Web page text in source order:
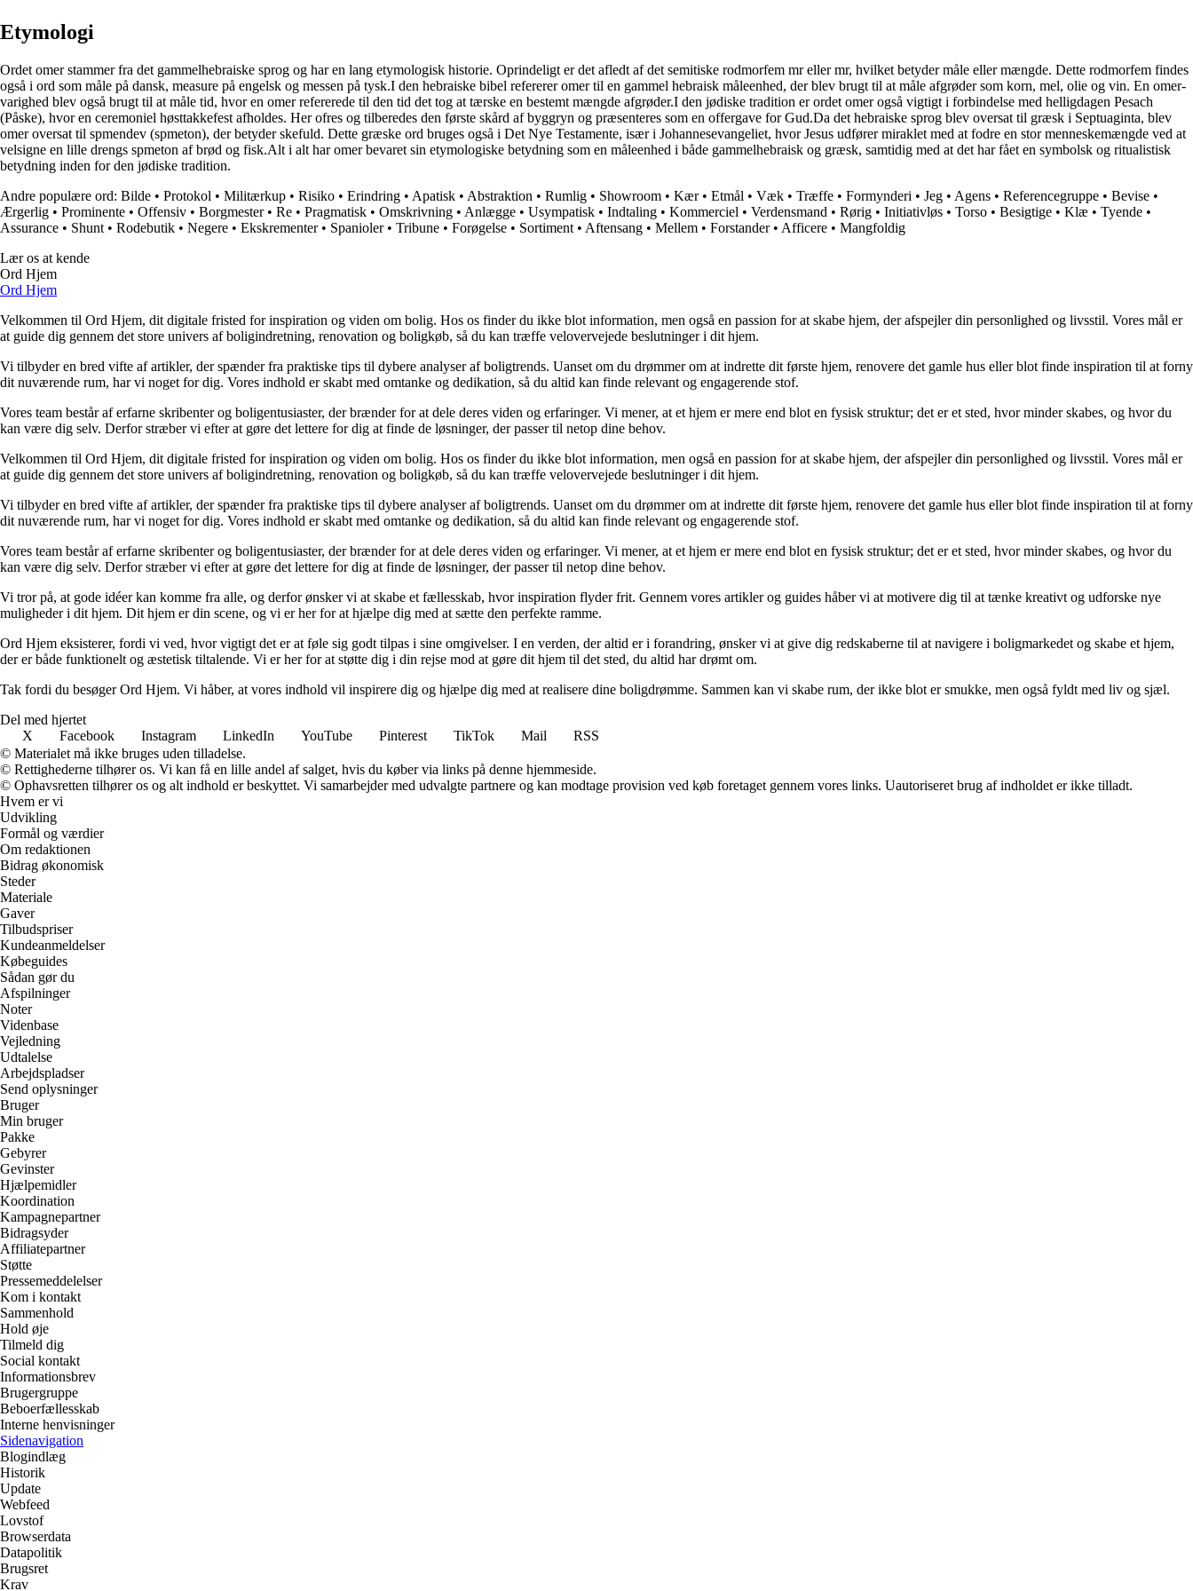
Etymologi
Ordet omer stammer fra det gammelhebraiske sprog og har en lang etymologisk historie. Oprindeligt er det afledt af det semitiske rodmorfem mr eller mr, hvilket betyder måle eller mængde. Dette rodmorfem findes
også i ord som måle på dansk, measure på engelsk og messen på tysk.I den hebraiske bibel refererer omer til en gammel hebraisk måleenhed, der blev brugt til at måle afgrøder som korn, mel, olie og vin. En omer-
varighed blev også brugt til at måle tid, hvor en omer refererede til den tid det tog at tærske en bestemt mængde afgrøder.I den jødiske tradition er ordet omer også vigtigt i forbindelse med helligdagen Pesach
(Påske), hvor en ceremoniel høsttakkefest afholdes. Her ofres og tilberedes den første skård af byggryn og præsenteres som en offergave for Gud.Da det hebraiske sprog blev oversat til græsk i Septuaginta, blev
omer oversat til spmendev (spmeton), der betyder skefuld. Dette græske ord bruges også i Det Nye Testamente, især i Johannesevangeliet, hvor Jesus udfører miraklet med at fodre en stor menneskemængde ved at
velsigne en lille drengs spmeton af brød og fisk.Alt i alt har omer bevaret sin etymologiske betydning som en måleenhed i både gammelhebraisk og græsk, samtidig med at det har fået en symbolsk og ritualistisk
betydning inden for den jødiske tradition.
Andre populære ord: Bilde • Protokol • Militærkup • Risiko • Erindring • Apatisk • Abstraktion • Rumlig • Showroom • Kær• Etmål • Væk • Træffe • Formynderi • Jeg • Agens • Referencegruppe • Bevise •
Ærgerlig • Prominente • Offensiv • Borgmester• Re • Pragmatisk • Omskrivning • Anlægge • Usympatisk • Indtaling • Kommerciel • Verdensmand • Rørig • Initiativløs • Torso • Besigtige • Klæ • Tyende •
Assurance • Shunt • Rodebutik • Negere • Ekskrementer• Spanioler• Tribune • Forøgelse • Sortiment • Aftensang • Mellem • Forstander• Afficere • Mangfoldig
Lær os at kende
Ord Hjem
Ord Hjem
Velkommen til Ord Hjem, dit digitale fristed for inspiration og viden om bolig. Hos os finder du ikke blot information, men også en passion for at skabe hjem, der afspejler din personlighed og livsstil. Vores mål er
at guide dig gennem det store univers af boligindretning, renovation og boligkøb, så du kan træffe velovervejede beslutninger i dit hjem.
Vi tilbyder en bred vifte af artikler, der spænder fra praktiske tips til dybere analyser af boligtrends. Uanset om du drømmer om at indrette dit første hjem, renovere det gamle hus eller blot finde inspiration til at forny
dit nuværende rum, har vi noget for dig. Vores indhold er skabt med omtanke og dedikation, så du altid kan finde relevant og engagerende stof.
Vores team består af erfarne skribenter og boligentusiaster, der brænder for at dele deres viden og erfaringer. Vi mener, at et hjem er mere end blot en fysisk struktur; det er et sted, hvor minder skabes, og hvor du
kan være dig selv. Derfor stræber vi efter at gøre det lettere for dig at finde de løsninger, der passer til netop dine behov.
Velkommen til Ord Hjem, dit digitale fristed for inspiration og viden om bolig. Hos os finder du ikke blot information, men også en passion for at skabe hjem, der afspejler din personlighed og livsstil. Vores mål er
at guide dig gennem det store univers af boligindretning, renovation og boligkøb, så du kan træffe velovervejede beslutninger i dit hjem.
Vi tilbyder en bred vifte af artikler, der spænder fra praktiske tips til dybere analyser af boligtrends. Uanset om du drømmer om at indrette dit første hjem, renovere det gamle hus eller blot finde inspiration til at forny
dit nuværende rum, har vi noget for dig. Vores indhold er skabt med omtanke og dedikation, så du altid kan finde relevant og engagerende stof.
Vores team består af erfarne skribenter og boligentusiaster, der brænder for at dele deres viden og erfaringer. Vi mener, at et hjem er mere end blot en fysisk struktur; det er et sted, hvor minder skabes, og hvor du
kan være dig selv. Derfor stræber vi efter at gøre det lettere for dig at finde de løsninger, der passer til netop dine behov.
Vi tror på, at gode idéer kan komme fra alle, og derfor ønsker vi at skabe et fællesskab, hvor inspiration flyder frit. Gennem vores artikler og guides håber vi at motivere dig til at tænke kreativt og udforske nye
muligheder i dit hjem. Dit hjem er din scene, og vi er her for at hjælpe dig med at sætte den perfekte ramme.
Ord Hjem eksisterer, fordi vi ved, hvor vigtigt det er at føle sig godt tilpas i sine omgivelser. I en verden, der altid er i forandring, ønsker vi at give dig redskaberne til at navigere i boligmarkedet og skabe et hjem,
der er både funktionelt og æstetisk tiltalende. Vi er her for at støtte dig i din rejse mod at gøre dit hjem til det sted, du altid har drømt om.
Tak fordi du besøger Ord Hjem. Vi håber, at vores indhold vil inspirere dig og hjælpe dig med at realisere dine boligdrømme. Sammen kan vi skabe rum, der ikke blot er smukke, men også fyldt med liv og sjæl.
Del med hjertet
X
Facebook Instagram LinkedIn YouTube Pinterest TikTok Mail
RSS
© Materialet må ikke bruges uden tilladelse.
© Rettighederne tilhører os. Vi kan få en lille andel af salget, hvis du køber via links på denne hjemmeside.
© Ophavsretten tilhører os og alt indhold er beskyttet. Vi samarbejder med udvalgte partnere og kan modtage provision ved køb foretaget gennem vores links. Uautoriseret brug af indholdet er ikke tilladt.
Hvem er vi
Udvikling
Formål og værdier
Om redaktionen
Bidrag økonomisk
Steder
Materiale
Gaver
Tilbudspriser
Kundeanmeldelser
Købeguides
Sådan gør du
Afspilninger
Noter
Videnbase
Vejledning
Udtalelse
Arbejdspladser
Send oplysninger
Bruger
Min bruger
Pakke
Gebyrer
Gevinster
Hjælpemidler
Koordination
Kampagnepartner
Bidragsyder
Affiliatepartner
Støtte
Pressemeddelelser
Kom i kontakt
Sammenhold
Hold øje
Tilmeld dig
Social kontakt
Informationsbrev
Brugergruppe
Beboerfællesskab
Interne henvisninger
Sidenavigation
Blogindlæg
Historik
Update
Webfeed
Lovstof
Browserdata
Datapolitik
Brugsret
Krav